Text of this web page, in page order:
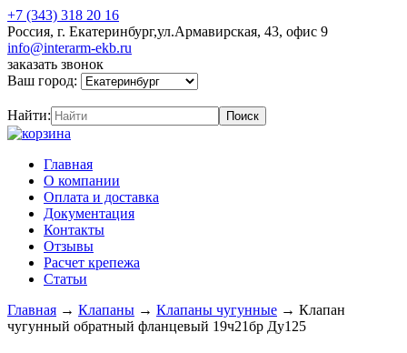
+7 (343) 318 20 16
Россия, г. Екатеринбург,ул.Армавирская, 43, офис 9
info@interarm-ekb.ru
заказать звонок
Ваш город:
Найти:
Главная
О компании
Оплата и доставка
Документация
Контакты
Отзывы
Расчет крепежа
Статьи
Главная → Клапаны → Клапаны чугунные → Клапан
чугунный обратный фланцевый 19ч21бр Ду125